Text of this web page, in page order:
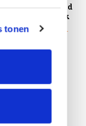
tonen
tuintafel rond
keramiek
product voor meer